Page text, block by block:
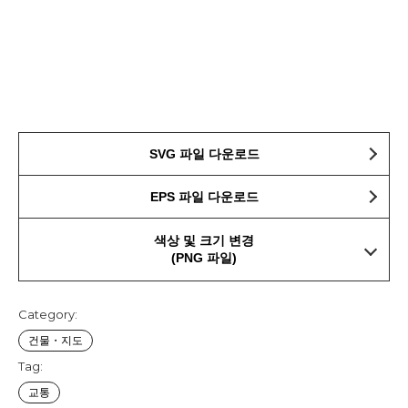
SVG 파일 다운로드
EPS 파일 다운로드
색상 및 크기 변경
(PNG 파일)
Category:
건물・지도
Tag:
교통